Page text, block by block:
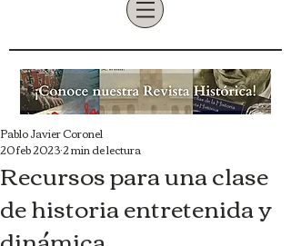
Recursos para una clase
de historia entretenida y
Pablo Javier Coronel
20 feb 20232 min de lectura